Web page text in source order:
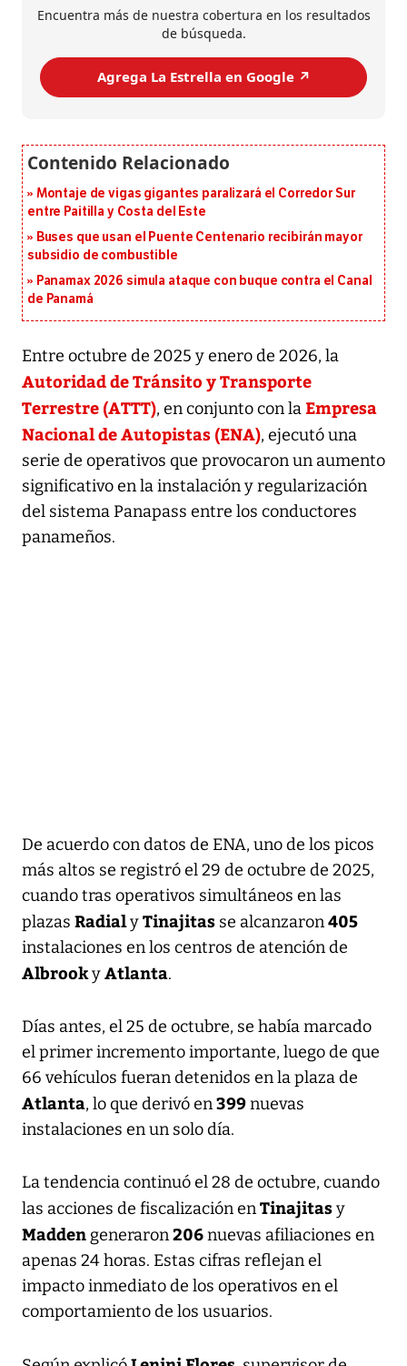
Encuentra más de nuestra cobertura en los resultados
de búsqueda.
Agrega La Estrella en Google ↗️
Montaje de vigas gigantes paralizará el Corredor Sur
entre Paitilla y Costa del Este
Buses que usan el Puente Centenario recibirán mayor
subsidio de combustible
Panamax 2026 simula ataque con buque contra el Canal
de Panamá
Entre octubre de 2025 y enero de 2026, la
Autoridad de Tránsito y Transporte
Terrestre (ATTT), en conjunto con la Empresa
Nacional de Autopistas (ENA), ejecutó una
serie de operativos que provocaron un aumento
significativo en la instalación y regularización
del sistema Panapass entre los conductores
panameños.
De acuerdo con datos de ENA, uno de los picos
más altos se registró el 29 de octubre de 2025,
cuando tras operativos simultáneos en las
plazas RadialyTinajitas se alcanzaron405
instalaciones en los centros de atención de
AlbrookyAtlanta.
Días antes, el 25 de octubre, se había marcado
el primer incremento importante, luego de que
66 vehículos fueran detenidos en la plaza de
Atlanta, lo que derivó en399nuevas
instalaciones en un solo día.
La tendencia continuó el 28 de octubre, cuando
las acciones de fiscalización enTinajitasy
Madden generaron206nuevas afiliaciones en
apenas 24 horas. Estas cifras reflejan el
impacto inmediato de los operativos en el
comportamiento de los usuarios.